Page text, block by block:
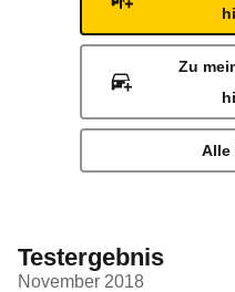
Zu
Alle
Testergebnis
November 2018